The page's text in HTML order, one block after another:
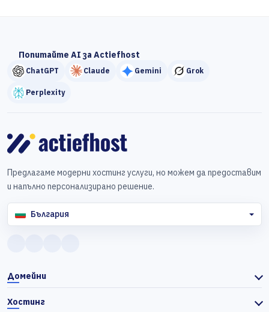
Попитайте AI за Actiefhost
ChatGPT Claude Gemini Grok
Perplexity
Предлагаме модерни хостинг услуги, но можем да предоставим
и напълно персонализирано решение.
България
Домейни
Хостинг